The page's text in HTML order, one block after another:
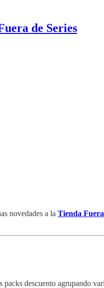
de Series
novedades a la Tienda
descuento agrupando